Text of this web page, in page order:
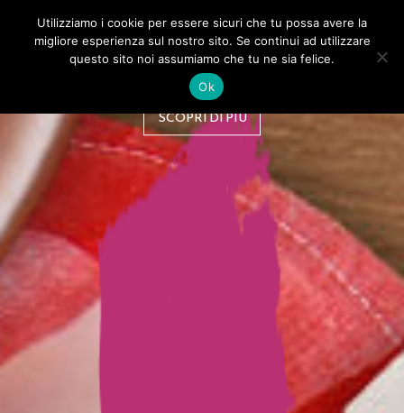
Melita
BIRRA AMBRATA ARTIGIANALE
AL MIELE
SCOPRI DI PIÙ
Utilizziamo i cookie per essere sicuri che tu possa avere la
migliore esperienza sul nostro sito. Se continui ad utilizzare
questo sito noi assumiamo che tu ne sia felice.
Ok